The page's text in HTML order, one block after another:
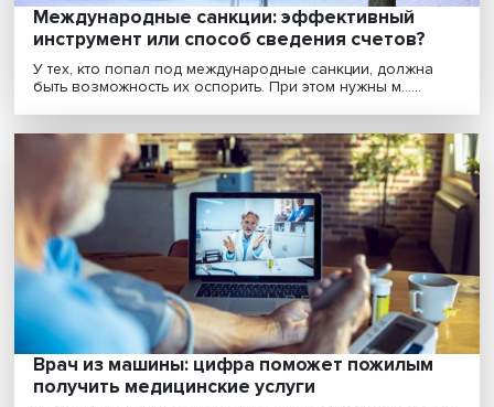
Эксперты ООН: интернету нужно
Интернет — такой же глобальный ресурс и
как атмосфера или Мировой океан, поэтому треб......